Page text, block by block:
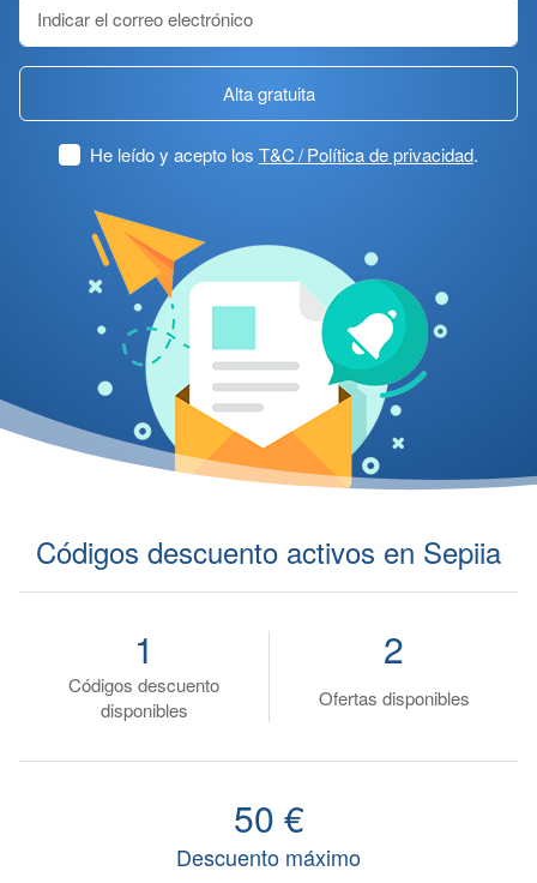
Alta gratuita
He leído y acepto los T&C / Política de privacidad.
Códigos descuento activos en Sepiia
Códigos descuento
disponibles
1
Ofertas disponibles
2
Descuento máximo
50 €